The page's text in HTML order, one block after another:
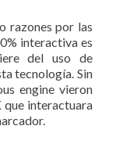
razones por las
interactiva es
del uso de
tecnología. Sin
engine vieron
que interactuara